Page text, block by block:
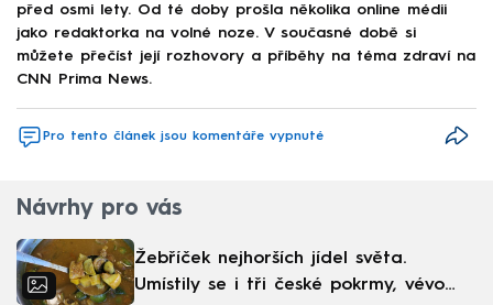
před osmi lety. Od té doby prošla několika online médii
jako redaktorka na volné noze. V současné době si
můžete přečíst její rozhovory a příběhy na téma zdraví na
CNN Prima News.
Pro tento článek jsou komentáře vypnuté
Návrhy pro vás
Žebříček nejhorších jídel světa.
Umístily se i tři české pokrmy, vévodí